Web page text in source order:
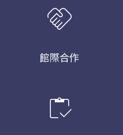
handshake
館際合作
inventory